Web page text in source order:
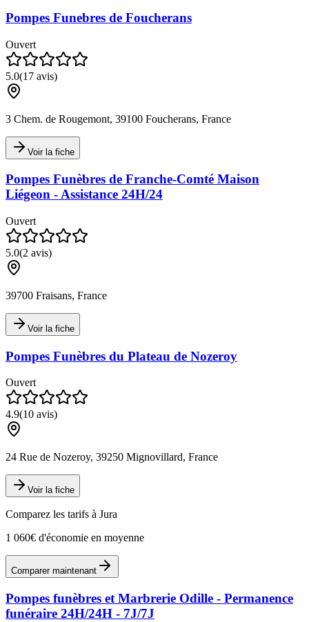
Pompes Funebres de Foucherans
Ouvert
5.0(17 avis)
3 Chem. de Rougemont, 39100 Foucherans, France
Voir la fiche
Pompes Funèbres de Franche-Comté Maison
Liégeon - Assistance 24H/24
Ouvert
5.0(2 avis)
39700 Fraisans, France
Voir la fiche
Pompes Funèbres du Plateau de Nozeroy
Ouvert
4.9(10 avis)
24 Rue de Nozeroy, 39250 Mignovillard, France
Voir la fiche
Comparez les tarifs à Jura
1 060€ d'économie en moyenne
Comparer maintenant
Pompes funèbres et Marbrerie Odille - Permanence
funéraire 24H/24H - 7J/7J